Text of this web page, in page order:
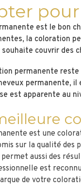
est le bon
la coloration
souhaite couvrir
permanente reste
permanente,
est apparente au
est une
sur la qualité
aussi des
est
de votre